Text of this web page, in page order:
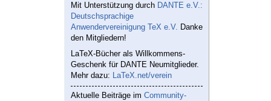
Mit Unterstützung durch DANTE e.V.:
Deutschsprachige
Anwendervereinigung TeX e.V. Danke
den Mitgliedern!
LaTeX-Bücher als Willkommens-
Geschenk für DANTE Neumitglieder.
Mehr dazu: LaTeX.net/verein
Aktuelle Beiträge im Community-